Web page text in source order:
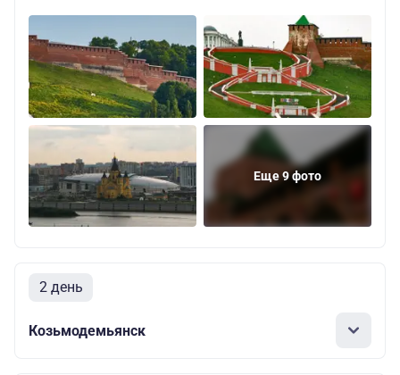
Еще 9 фото
2 день
Козьмодемьянск